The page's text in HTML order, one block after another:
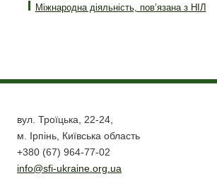
Міжнародна діяльність, пов’язана з НІЛ
вул. Троїцька, 22-24,
м. Ірпінь, Київська область
+380 (67) 964-77-02
info@sfi-ukraine.org.ua